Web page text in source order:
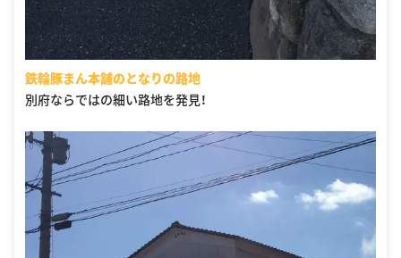
鉄輪豚まん本舗のとなりの路地
別府ならではの細い路地を発見！